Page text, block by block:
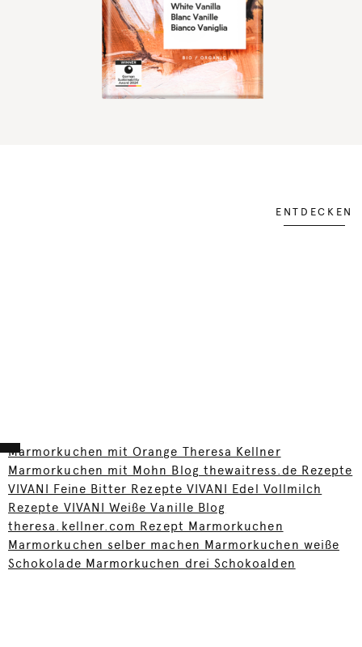
ENTDECKEN
Marmorkuchen mit Orange Theresa Kellner
Marmorkuchen mit Mohn Blog thewaitress.de Rezepte
VIVANI Feine Bitter Rezepte VIVANI Edel Vollmilch
Rezepte VIVANI Weiße Vanille Blog
theresa.kellner.com Rezept Marmorkuchen
Marmorkuchen selber machen Marmorkuchen weiße
Schokolade Marmorkuchen drei Schokoalden